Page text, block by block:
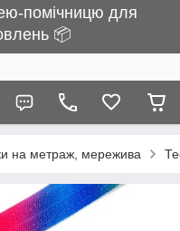
помічницю для
📦
на метраж, мережива